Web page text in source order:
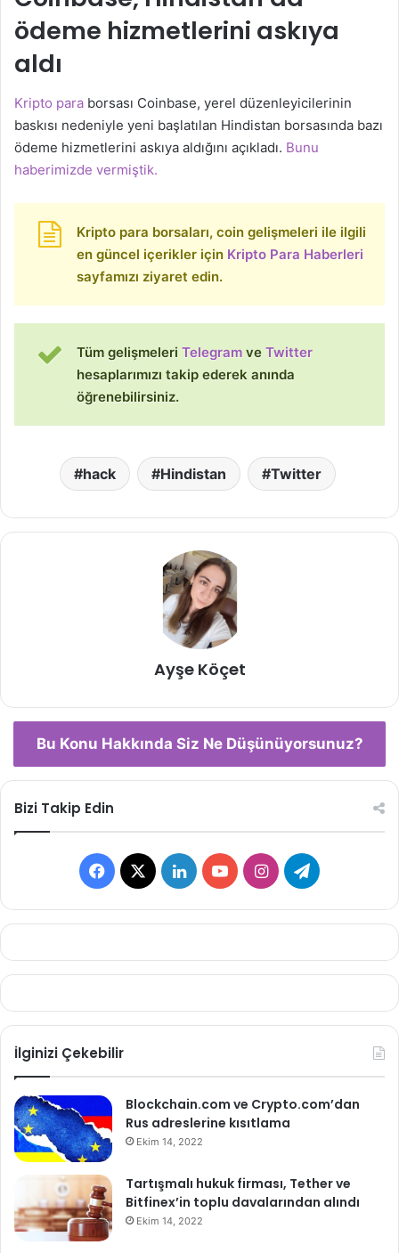
ödeme hizmetlerini askıya
aldı
Kripto para borsası Coinbase, yerel düzenleyicilerinin
baskısı nedeniyle yeni başlatılan Hindistan borsasında bazı
ödeme hizmetlerini askıya aldığını açıkladı. Bunu
haberimizde vermiştik.
Kripto para borsaları, coin gelişmeleri ile ilgili
en güncel içerikler için Kripto Para Haberleri
sayfamızı ziyaret edin.
Tüm gelişmeleri Telegram ve Twitter
hesaplarımızı takip ederek anında
öğrenebilirsiniz.
hack Hindistan Twitter
Ayşe Köçet
Bu Konu Hakkında Siz Ne Düşünüyorsunuz?
Bizi Takip Edin
Facebook
X LinkedInYouTubeInstagramTelegram
İlginizi Çekebilir
Blockchain.com ve Crypto.com’dan
Rus adreslerine kısıtlama
Ekim 14, 2022
Tartışmalı hukuk firması, Tether ve
Bitfinex’in toplu davalarından alındı
Ekim 14, 2022